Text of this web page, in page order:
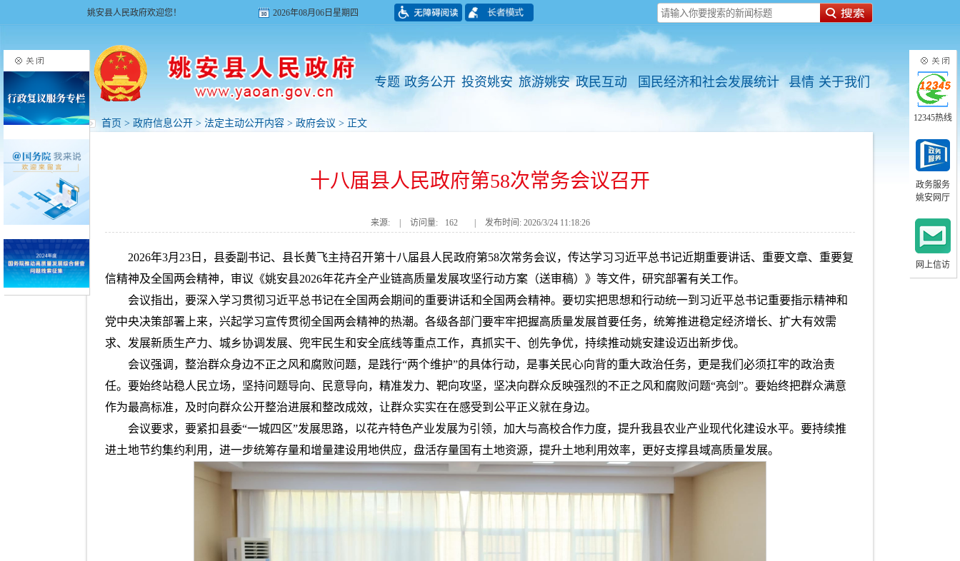
姚安县人民政府欢迎您！ 2026年08月06日星期四
专题 政务公开 投资姚安 旅游姚安 政民互动 国民经济和社会发展统计 县情 关于我们
首页 > 政府信息公开 > 法定主动公开内容 > 政府会议 > 正文
十八届县人民政府第58次常务会议召开
来源: 访问量: 162 发布时间: 2026/3/24 11:18:26
2026年3月23日，县委副书记、县长黄飞主持召开第十八届县人民政府第58次常务会议，传达学习习近平总书记近期重要讲话、重要文章、重要复
信精神及全国两会精神，审议《姚安县2026年花卉全产业链高质量发展攻坚行动方案（送审稿）》等文件，研究部署有关工作。
会议指出，要深入学习贯彻习近平总书记在全国两会期间的重要讲话和全国两会精神。要切实把思想和行动统一到习近平总书记重要指示精神和
党中央决策部署上来，兴起学习宣传贯彻全国两会精神的热潮。各级各部门要牢牢把握高质量发展首要任务，统筹推进稳定经济增长、扩大有效需
求、发展新质生产力、城乡协调发展、兜牢民生和安全底线等重点工作，真抓实干、创先争优，持续推动姚安建设迈出新步伐。
会议强调，整治群众身边不正之风和腐败问题，是践行“两个维护”的具体行动，是事关民心向背的重大政治任务，更是我们必须扛牢的政治责
任。要始终站稳人民立场，坚持问题导向、民意导向，精准发力、靶向攻坚，坚决向群众反映强烈的不正之风和腐败问题“亮剑”。要始终把群众满意
作为最高标准，及时向群众公开整治进展和整改成效，让群众实实在在感受到公平正义就在身边。
会议要求，要紧扣县委“一城四区”发展思路，以花卉特色产业发展为引领，加大与高校合作力度，提升我县农业产业现代化建设水平。要持续推
进土地节约集约利用，进一步统筹存量和增量建设用地供应，盘活存量国有土地资源，提升土地利用效率，更好支撑县域高质量发展。
12345热线
政务服务
姚安网厅
网上信访